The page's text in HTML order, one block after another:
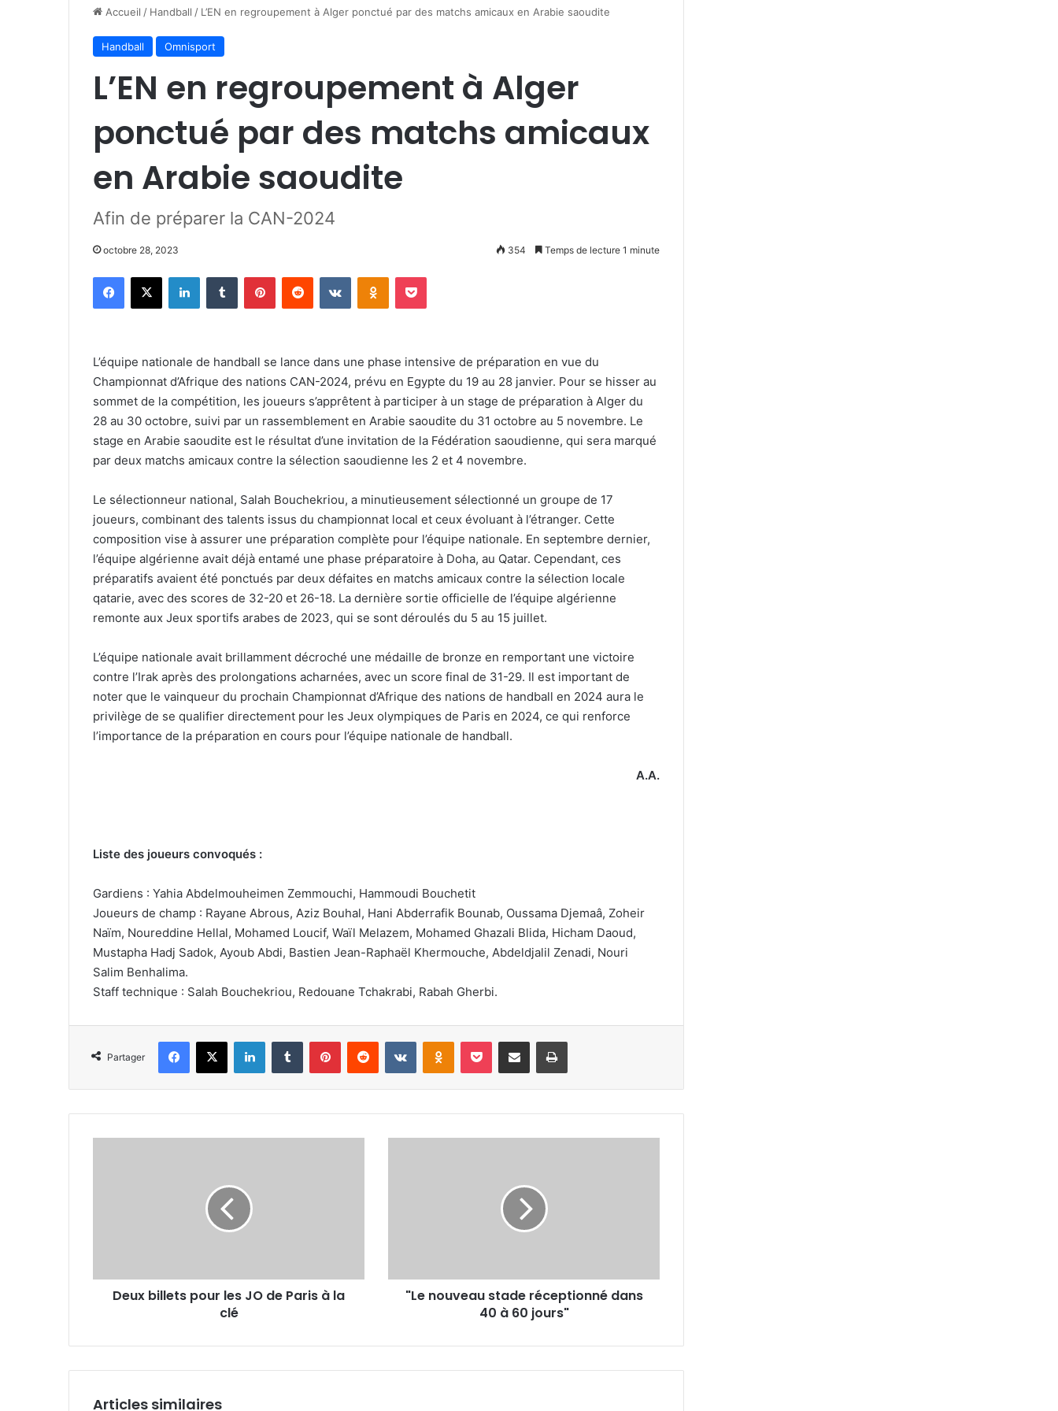
Accueil / Handball / L’EN en regroupement à Alger ponctué par des matchs amicaux en Arabie saoudite
Handball Omnisport
L’EN en regroupement à Alger
ponctué par des matchs amicaux
en Arabie saoudite
Afin de préparer la CAN-2024
octobre 28, 2023 354 Temps de lecture 1 minute
Facebook
X LinkedinTumblr PinterestReddit VKontakteOdnoklassniki
Pocket
L’équipe nationale de handball se lance dans une phase intensive de préparation en vue du
Championnat d’Afrique des nations CAN-2024, prévu en Egypte du 19 au 28 janvier. Pour se hisser au
sommet de la compétition, les joueurs s’apprêtent à participer à un stage de préparation à Alger du
28 au 30 octobre, suivi par un rassemblement en Arabie saoudite du 31 octobre au 5 novembre. Le
stage en Arabie saoudite est le résultat d’une invitation de la Fédération saoudienne, qui sera marqué
par deux matchs amicaux contre la sélection saoudienne les 2 et 4 novembre.
Le sélectionneur national, Salah Bouchekriou, a minutieusement sélectionné un groupe de 17
joueurs, combinant des talents issus du championnat local et ceux évoluant à l’étranger. Cette
composition vise à assurer une préparation complète pour l’équipe nationale. En septembre dernier,
l’équipe algérienne avait déjà entamé une phase préparatoire à Doha, au Qatar. Cependant, ces
préparatifs avaient été ponctués par deux défaites en matchs amicaux contre la sélection locale
qatarie, avec des scores de 32-20 et 26-18. La dernière sortie officielle de l’équipe algérienne
remonte aux Jeux sportifs arabes de 2023, qui se sont déroulés du 5 au 15 juillet.
L’équipe nationale avait brillamment décroché une médaille de bronze en remportant une victoire
contre l’Irak après des prolongations acharnées, avec un score final de 31-29. Il est important de
noter que le vainqueur du prochain Championnat d’Afrique des nations de handball en 2024 aura le
privilège de se qualifier directement pour les Jeux olympiques de Paris en 2024, ce qui renforce
l’importance de la préparation en cours pour l’équipe nationale de handball.
A.A.
Liste des joueurs convoqués :
Gardiens : Yahia Abdelmouheimen Zemmouchi, Hammoudi Bouchetit
Joueurs de champ : Rayane Abrous, Aziz Bouhal, Hani Abderrafik Bounab, Oussama Djemaâ, Zoheir
Naïm, Noureddine Hellal, Mohamed Loucif, Waïl Melazem, Mohamed Ghazali Blida, Hicham Daoud,
Mustapha Hadj Sadok, Ayoub Abdi, Bastien Jean-Raphaël Khermouche, Abdeldjalil Zenadi, Nouri
Salim Benhalima.
Staff technique : Salah Bouchekriou, Redouane Tchakrabi, Rabah Gherbi.
Partager
Facebook
X LinkedinTumblr PinterestReddit VKontakteOdnoklassniki
Pocket Partager par email Imprimer
la
Deux billets pour les JO de Paris à la
clé
jours"
"Le nouveau stade réceptionné dans
40 à 60 jours"
Articles similaires